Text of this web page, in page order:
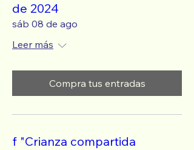
de 2024
sáb 08 de ago
Leer más
Compra tus entradas
f "Crianza compartida